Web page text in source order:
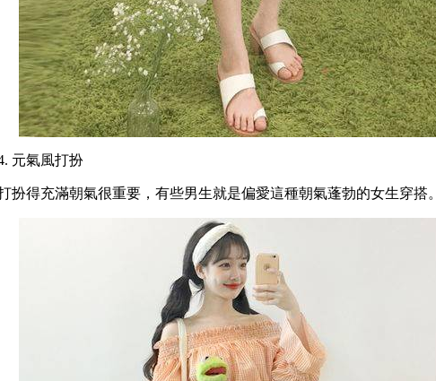
元氣風打扮
扮得充滿朝氣很重要，有些男生就是偏愛這種朝氣蓬勃的女生穿搭。